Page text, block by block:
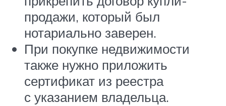
продажи, который был
нотариально заверен.
При покупке недвижимости
также нужно приложить
сертификат из реестра
с указанием владельца.